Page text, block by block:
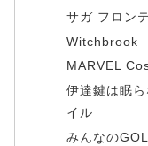
サガ フロン
Witchbrook
MARVEL
伊達鍵は眠
イル
みんなの